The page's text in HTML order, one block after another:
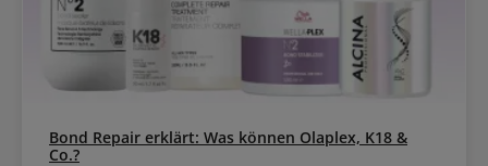
Bond Repair erklärt: Was können Olaplex, K18 &
Co.?